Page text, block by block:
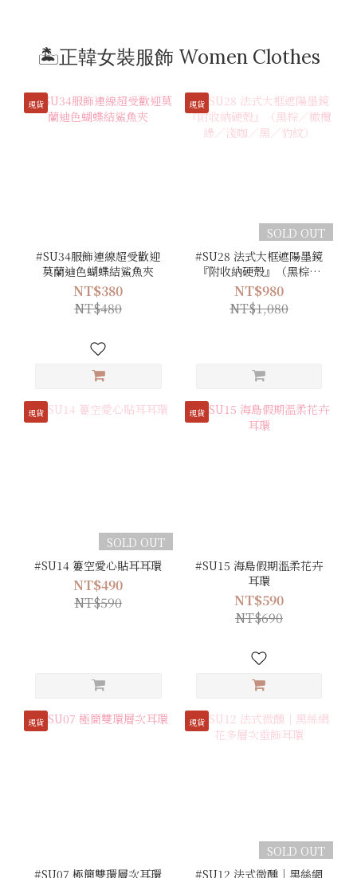
🏝️正韓女裝服飾 Women Clothes
現貨
#SU34服飾連線超受歡迎
莫蘭迪色蝴蝶結鯊魚夾
NT$380
NT$480
現貨
SOLD OUT
#SU28 法式大框遮陽墨鏡
『附收納硬殼』（黑棕／
橄欖綠／淺咖／黑／豹
紋）
NT$980
NT$1,080
現貨
SOLD OUT
#SU14 簍空愛心貼耳耳環
NT$490
NT$590
現貨
#SU15 海島假期溫柔花卉
耳環
NT$590
NT$690
現貨
#SU07 極簡雙環層次耳環
現貨
SOLD OUT
#SU12 法式微醺｜黑絲網